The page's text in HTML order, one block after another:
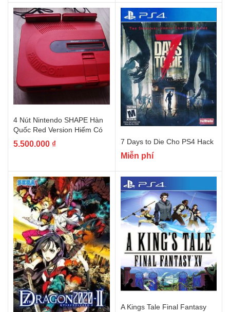
4 Nút Nintendo SHAPE Hàn
Quốc Red Version Hiếm Có
5.500.000 ₫ 7 Days to Die Cho PS4 Hack
Miễn phí
A Kings Tale Final Fantasy